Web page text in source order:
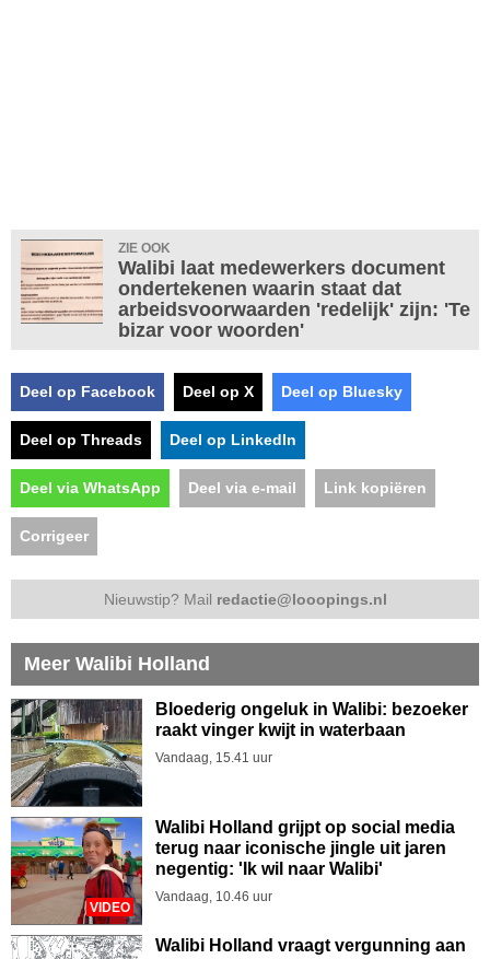
ZIE OOK
Walibi laat medewerkers document
ondertekenen waarin staat dat
arbeidsvoorwaarden 'redelijk' zijn: 'Te
bizar voor woorden'
Deel op Facebook Deel op X Deel op Bluesky
Deel op Threads Deel op LinkedIn
Deel via WhatsApp Deel via e-mail Link kopiëren
Corrigeer
Nieuwstip? Mail redactie@looopings.nl
Meer Walibi Holland
Bloederig ongeluk in Walibi: bezoeker
raakt vinger kwijt in waterbaan
Vandaag, 15.41 uur
VIDEO
Walibi Holland grijpt op social media
terug naar iconische jingle uit jaren
negentig: 'Ik wil naar Walibi'
Vandaag, 10.46 uur
Walibi Holland vraagt vergunning aan